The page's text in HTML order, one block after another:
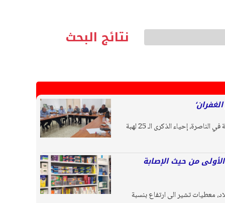
نتائج البحث
أقرت لجنة المتابعة العليا، في اجتماع السكرتارية الاستثنائي، الذي عقد قبل ظهر اليوم الخميس، في مكاتب اللجنة في الناصرة، إحياء الذكرى الـ 25 لهبة
من حيث الإصابة
الصحة في البلاد، معطيات تشير الى ارتفاع بنسبة